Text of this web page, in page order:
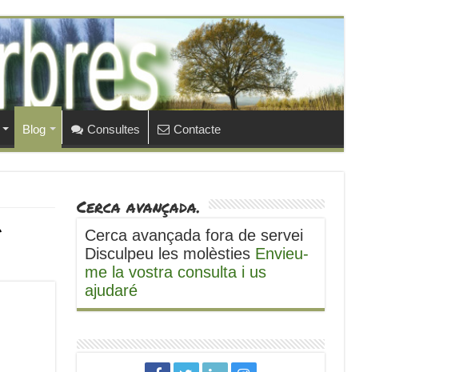
Blog Consultes Contacte
Cerca avançada.
Cerca avançada fora de servei
Disculpeu les molèsties Envieu-
me la vostra consulta i us
ajudaré